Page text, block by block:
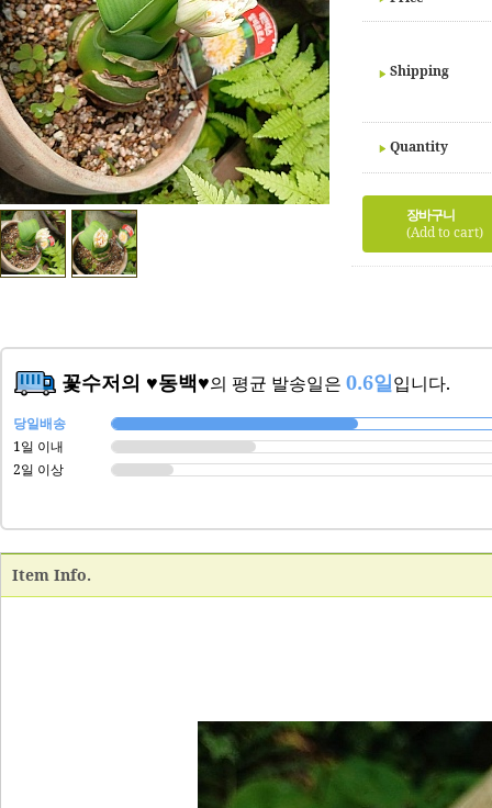
Shipping
Quantity
장바구니
(Add to cart)
꽃수저의 ♥동백♥의 평균 발송일은 0.6일입니다.
당일배송
1일 이내
2일 이상
Item Info.